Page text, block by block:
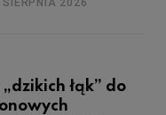
„dzikich łąk” do